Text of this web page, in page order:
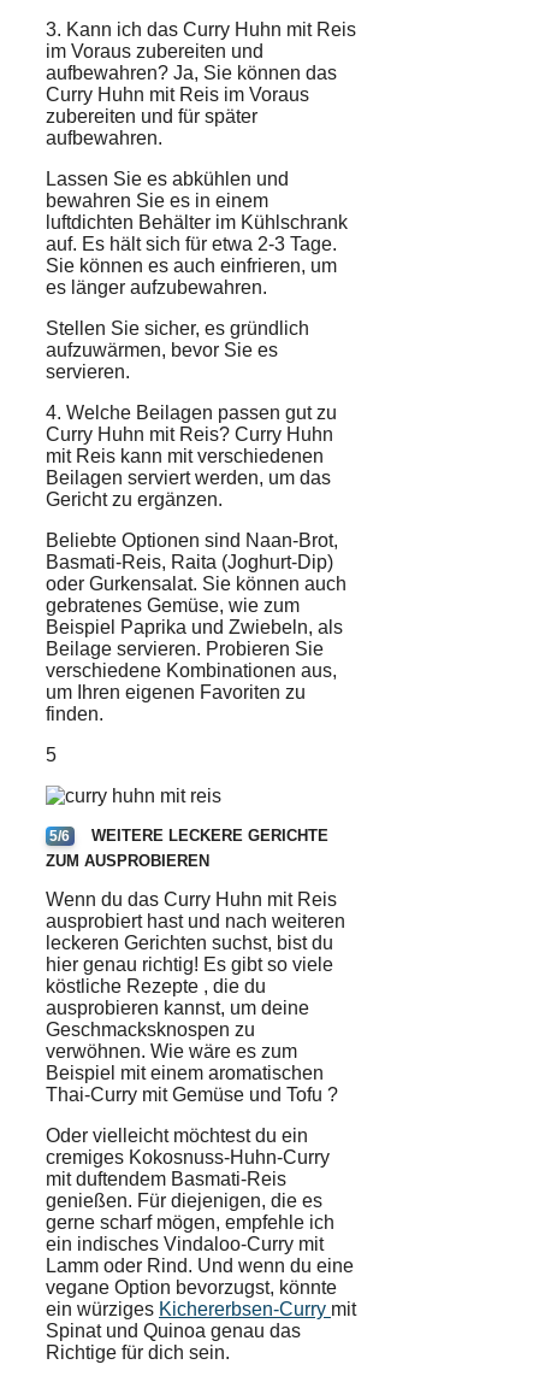
3. Kann ich das Curry Huhn mit Reis
im Voraus zubereiten und
aufbewahren? Ja, Sie können das
Curry Huhn mit Reis im Voraus
zubereiten und für später
aufbewahren.
Lassen Sie es abkühlen und
bewahren Sie es in einem
luftdichten Behälter im Kühlschrank
auf. Es hält sich für etwa 2-3 Tage.
Sie können es auch einfrieren, um
es länger aufzubewahren.
Stellen Sie sicher, es gründlich
aufzuwärmen, bevor Sie es
servieren.
4. Welche Beilagen passen gut zu
Curry Huhn mit Reis? Curry Huhn
mit Reis kann mit verschiedenen
Beilagen serviert werden, um das
Gericht zu ergänzen.
Beliebte Optionen sind Naan-Brot,
Basmati-Reis, Raita (Joghurt-Dip)
oder Gurkensalat. Sie können auch
gebratenes Gemüse, wie zum
Beispiel Paprika und Zwiebeln, als
Beilage servieren. Probieren Sie
verschiedene Kombinationen aus,
um Ihren eigenen Favoriten zu
finden.
5
5/6
WEITERE LECKERE GERICHTE
ZUM AUSPROBIEREN
Wenn du das Curry Huhn mit Reis
ausprobiert hast und nach weiteren
leckeren Gerichten suchst, bist du
hier genau richtig! Es gibt so viele
köstliche Rezepte , die du
ausprobieren kannst, um deine
Geschmacksknospen zu
verwöhnen. Wie wäre es zum
Beispiel mit einem aromatischen
Thai-Curry mitGemüse und Tofu ?
Oder vielleicht möchtest du ein
cremiges Kokosnuss-Huhn-Curry
mit duftendem Basmati-Reis
genießen. Für diejenigen, die es
gerne scharf mögen, empfehle ich
ein indisches Vindaloo-Curry mit
Lamm oder Rind. Und wenn du eine
vegane Option bevorzugst, könnte
ein würziges Kichererbsen-Curry mit
Spinat und Quinoa genau das
Richtige für dich sein.